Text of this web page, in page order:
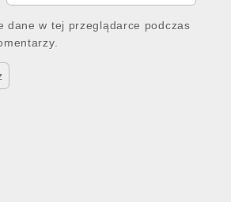
dane w tej przeglądarce podczas